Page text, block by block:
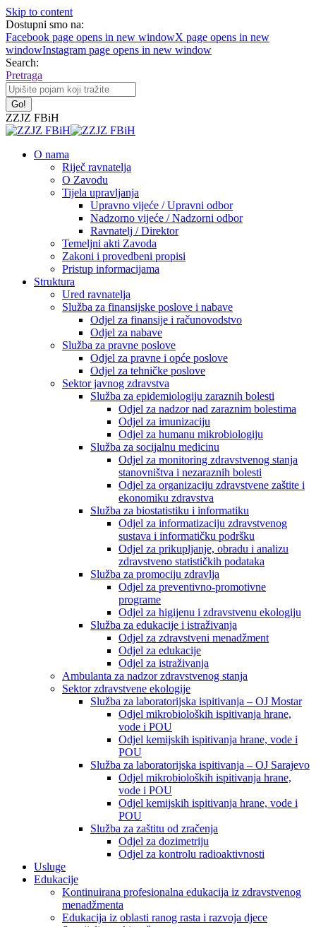
Skip to content
Dostupni smo na:
Facebook page opens in new windowX page opens in new
windowInstagram page opens in new window
Search:
Pretraga
ZZJZ FBiH
O nama
Riječ ravnatelja
O Zavodu
Tijela upravljanja
Upravno vijeće / Upravni odbor
Nadzorno vijeće / Nadzorni odbor
Ravnatelj / Direktor
Temeljni akti Zavoda
Zakoni i provedbeni propisi
Pristup informacijama
Struktura
Ured ravnatelja
Služba za finansijske poslove i nabave
Odjel za finansije i računovodstvo
Odjel za nabave
Služba za pravne poslove
Odjel za pravne i opće poslove
Odjel za tehničke poslove
Sektor javnog zdravstva
Služba za epidemiologiju zaraznih bolesti
Odjel za nadzor nad zaraznim bolestima
Odjel za imunizaciju
Odjel za humanu mikrobiologiju
Služba za socijalnu medicinu
Odjel za monitoring zdravstvenog stanja
stanovništva i nezaraznih bolesti
Odjel za organizaciju zdravstvene zaštite i
ekonomiku zdravstva
Služba za biostatistiku i informatiku
Odjel za informatizaciju zdravstvenog
sustava i informatičku podršku
Odjel za prikupljanje, obradu i analizu
zdravstveno statističkih podataka
Služba za promociju zdravlja
Odjel za preventivno-promotivne
programe
Odjel za higijenu i zdravstvenu ekologiju
Služba za edukacije i istraživanja
Odjel za zdravstveni menadžment
Odjel za edukacije
Odjel za istraživanja
Ambulanta za nadzor zdravstvenog stanja
Sektor zdravstvene ekologije
Služba za laboratorijska ispitivanja – OJ Mostar
Odjel mikrobioloških ispitivanja hrane,
vode i POU
Odjel kemijskih ispitivanja hrane, vode i
POU
Služba za laboratorijska ispitivanja – OJ Sarajevo
Odjel mikrobioloških ispitivanja hrane,
vode i POU
Odjel kemijskih ispitivanja hrane, vode i
POU
Služba za zaštitu od zračenja
Odjel za dozimetriju
Odjel za kontrolu radioaktivnosti
Usluge
Edukacije
Kontinuirana profesionalna edukacija iz zdravstvenog
menadžmenta
Edukacija iz oblasti ranog rasta i razvoja djece